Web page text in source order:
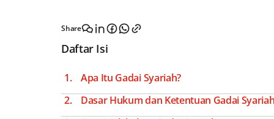
Share
Daftar Isi
Apa Itu Gadai Syariah?
Dasar Hukum dan Ketentuan Gadai